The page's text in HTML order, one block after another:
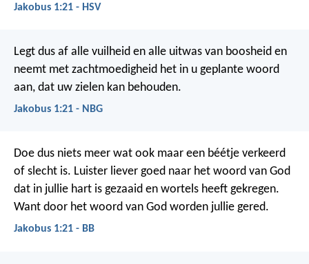
Jakobus 1:21 - HSV
Legt dus af alle vuilheid en alle uitwas van boosheid en
neemt met zachtmoedigheid het in u geplante woord
aan, dat uw zielen kan behouden.
Jakobus 1:21 - NBG
Doe dus niets meer wat ook maar een béétje verkeerd
of slecht is. Luister liever goed naar het woord van God
dat in jullie hart is gezaaid en wortels heeft gekregen.
Want door het woord van God worden jullie gered.
Jakobus 1:21 - BB